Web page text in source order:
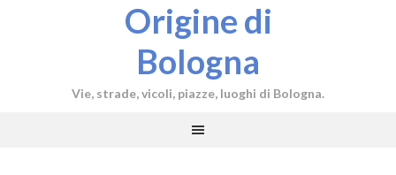
Origine di
Bologna
Vie, strade, vicoli, piazze, luoghi di Bologna.